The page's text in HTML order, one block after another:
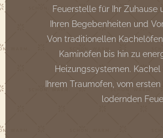
Feuerstelle für Ihr Zuhause
Ihren Begebenheiten und
Von traditionellen
Kaminöfen bis hin zu
Heizungssystemen.
Ihrem Traumofen, vom
lodernden